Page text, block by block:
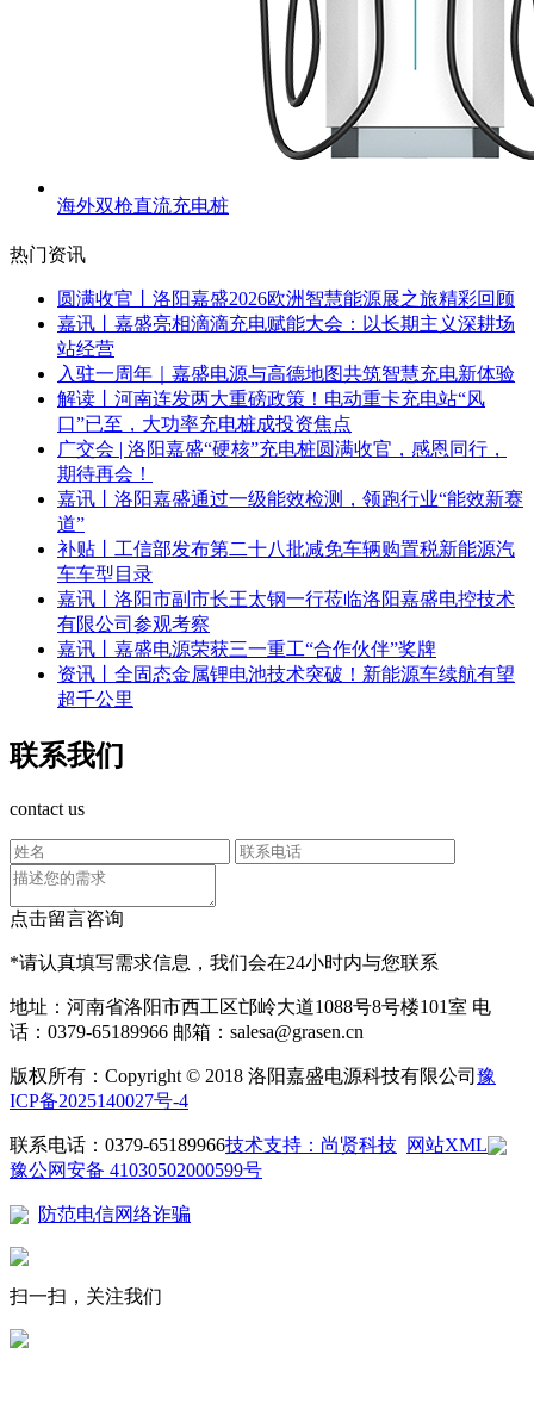
海外双枪直流充电桩
热门资讯
圆满收官丨洛阳嘉盛2026欧洲智慧能源展之旅精彩回顾
嘉讯丨嘉盛亮相滴滴充电赋能大会：以长期主义深耕场
站经营
入驻一周年｜嘉盛电源与高德地图共筑智慧充电新体验
解读丨河南连发两大重磅政策！电动重卡充电站“风
口”已至，大功率充电桩成投资焦点
广交会 | 洛阳嘉盛“硬核”充电桩圆满收官，感恩同行，
期待再会！
嘉讯丨洛阳嘉盛通过一级能效检测，领跑行业“能效新赛
道”
补贴丨工信部发布第二十八批减免车辆购置税新能源汽
车车型目录
嘉讯丨洛阳市副市长王太钢一行莅临洛阳嘉盛电控技术
有限公司参观考察
嘉讯丨嘉盛电源荣获三一重工“合作伙伴”奖牌
资讯丨全固态金属锂电池技术突破！新能源车续航有望
超千公里
联系我们
contact us
点击留言咨询
*请认真填写需求信息，我们会在24小时内与您联系
地址：河南省洛阳市西工区邙岭大道1088号8号楼101室 电
话：0379-65189966 邮箱：salesa@grasen.cn
版权所有：Copyright © 2018 洛阳嘉盛电源科技有限公司 豫
ICP备2025140027号-4
联系电话：0379-65189966技术支持：尚贤科技 网站XML
豫公网安备 41030502000599号
防范电信网络诈骗
扫一扫，关注我们